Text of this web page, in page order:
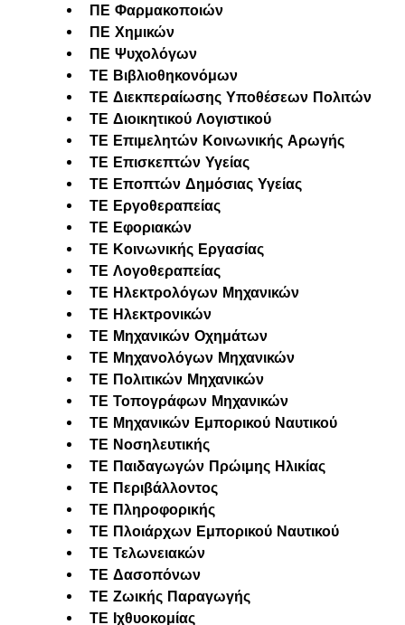
ΠΕ Φαρμακοποιών
ΠΕ Χημικών
ΠΕ Ψυχολόγων
ΤΕ Βιβλιοθηκονόμων
ΤΕ Διεκπεραίωσης Υποθέσεων Πολιτών
ΤΕ Διοικητικού Λογιστικού
ΤΕ Επιμελητών Κοινωνικής Αρωγής
ΤΕ Επισκεπτών Υγείας
ΤΕ Εποπτών Δημόσιας Υγείας
ΤΕ Εργοθεραπείας
ΤΕ Εφοριακών
ΤΕ Κοινωνικής Εργασίας
ΤΕ Λογοθεραπείας
ΤΕ Ηλεκτρολόγων Μηχανικών
ΤΕ Ηλεκτρονικών
ΤΕ Μηχανικών Οχημάτων
ΤΕ Μηχανολόγων Μηχανικών
ΤΕ Πολιτικών Μηχανικών
ΤΕ Τοπογράφων Μηχανικών
ΤΕ Μηχανικών Εμπορικού Ναυτικού
ΤΕ Νοσηλευτικής
ΤΕ Παιδαγωγών Πρώιμης Ηλικίας
ΤΕ Περιβάλλοντος
ΤΕ Πληροφορικής
ΤΕ Πλοιάρχων Εμπορικού Ναυτικού
ΤΕ Τελωνειακών
ΤΕ Δασοπόνων
ΤΕ Ζωικής Παραγωγής
ΤΕ Ιχθυοκομίας